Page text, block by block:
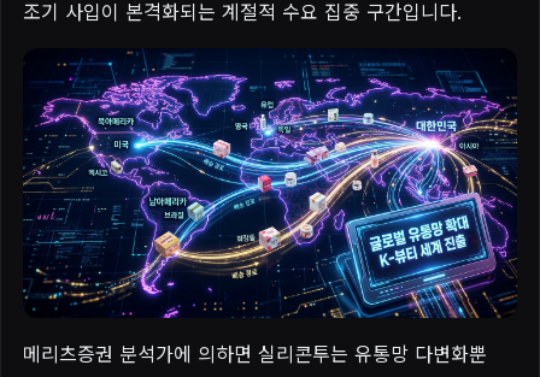
조기 사입이 본격화되는 계절적 수요 집중 구간입니다.
메리츠증권 분석가에 의하면 실리콘투는 유통망 다변화뿐